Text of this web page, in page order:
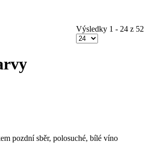
Výsledky 1 - 24 z 52
pozdní sběr, polosuché, bílé víno